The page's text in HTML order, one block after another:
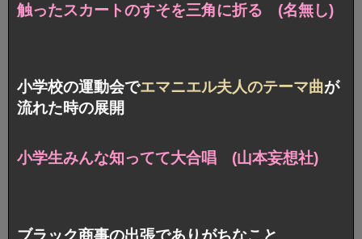
触ったスカートのすそを三角に折る (名無し)
小学校の運動会でエマニエル夫人のテーマ曲が
流れた時の展開
小学生みんな知ってて大合唱 (山本妄想社)
ブラック商事の出張でありがちなこと